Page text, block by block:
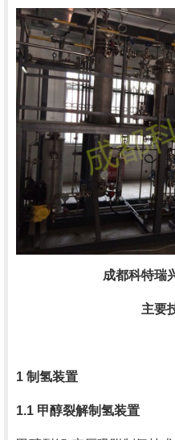
成都科特瑞
主要
1 制氢装置
1.1 甲醇裂解制氢装置